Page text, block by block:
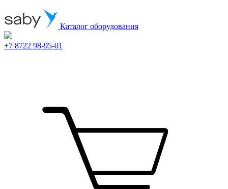
Каталог оборудования
+7 8722 98-95-01